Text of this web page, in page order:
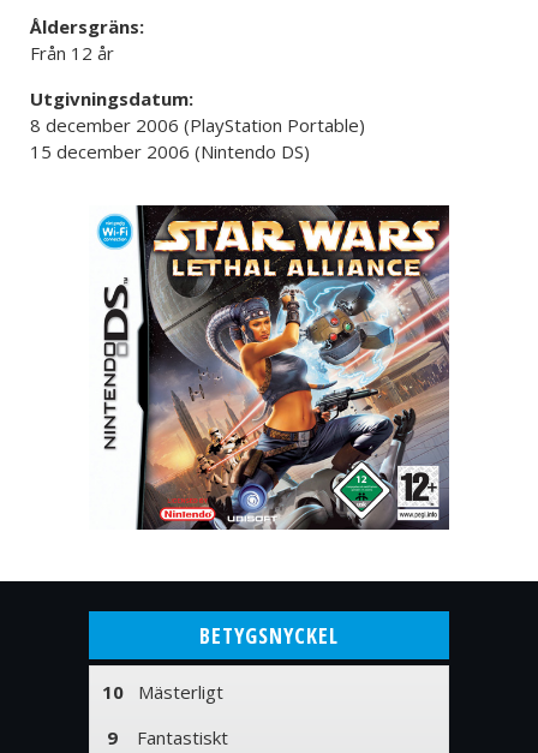
Åldersgräns:
Från 12 år
Utgivningsdatum:
8 december 2006 (PlayStation Portable)
15 december 2006 (Nintendo DS)
BETYGSNYCKEL
10 Mästerligt
9 Fantastiskt